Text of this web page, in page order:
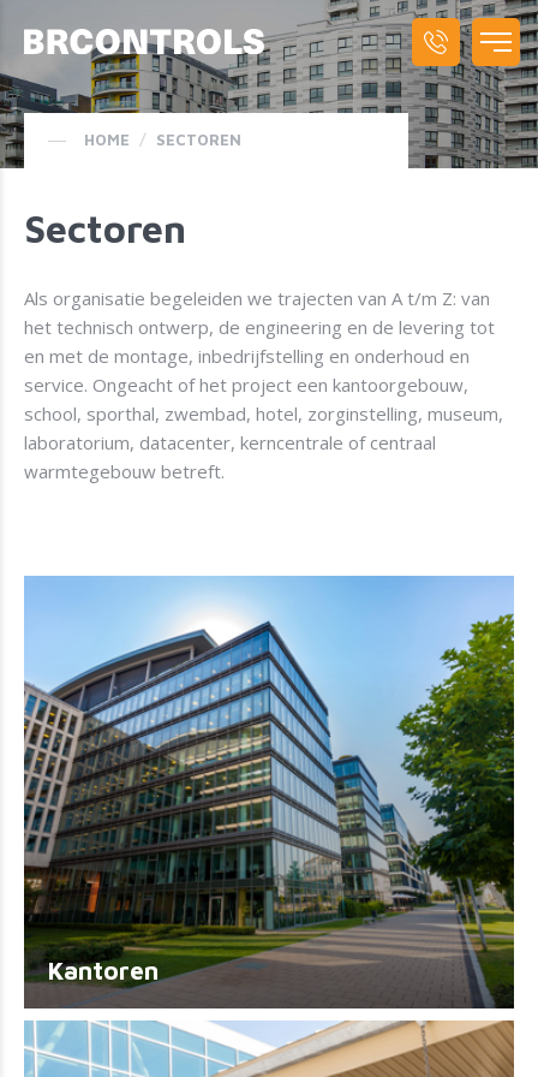
HOME / SECTOREN
Sectoren
Als organisatie begeleiden we trajecten van A t/m Z: van
het technisch ontwerp, de engineering en de levering tot
en met de montage, inbedrijfstelling en onderhoud en
service. Ongeacht of het project een kantoorgebouw,
school, sporthal, zwembad, hotel, zorginstelling, museum,
laboratorium, datacenter, kerncentrale of centraal
warmtegebouw betreft.
Kantoren